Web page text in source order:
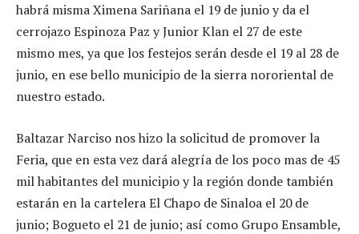
habrá misma Ximena Sariñana el 19 de junio y da el
cerrojazo Espinoza Paz y Junior Klan el 27 de este
mismo mes, ya que los festejos serán desde el 19 al 28 de
junio, en ese bello municipio de la sierra nororiental de
nuestro estado.
Baltazar Narciso nos hizo la solicitud de promover la
Feria, que en esta vez dará alegría de los poco mas de 45
mil habitantes del municipio y la región donde también
estarán en la cartelera El Chapo de Sinaloa el 20 de
junio; Bogueto el 21 de junio; así como Grupo Ensamble,